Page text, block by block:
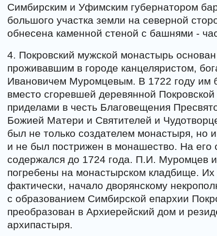
Симбирским и Уфимским губернатором
большого участка земли на северной
обнесена каменной стеной с башнями -
4. Покровский мужской монастырь
проживавшим в городе канцеляристом,
Ивановичем Муромцевым. В 1722 году им
вместо сгоревшей деревянной
приделами в честь Благовещения
Божией Матери и Святителей и
был не только создателем монастыря, но
и не был пострижен в монашество. На его
содержался до 1724 года. П.И. Муромцев
погребены на монастырском кладбище.
фактически, начало дворянскому
с образованием Симбирской епархии
преобразован в Архиерейский дом и
архипастыря.